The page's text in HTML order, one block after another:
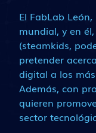
El FabLab
mundial, y en
(steamkids,
pretender
digital a los
Además, con
quieren
sector